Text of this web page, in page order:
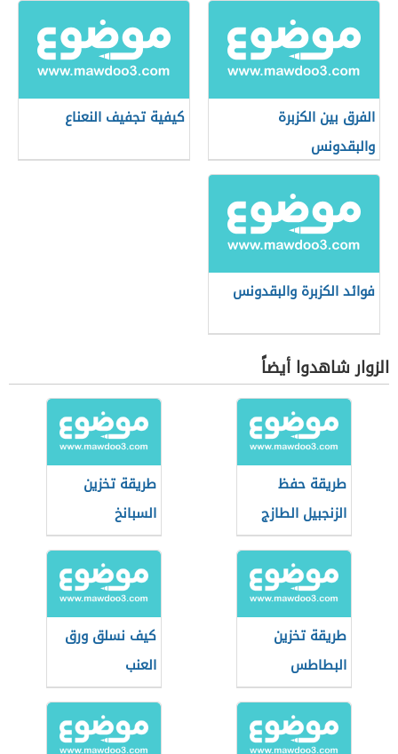
الفرق بين الكزبرة
والبقدونس
كيفية تجفيف النعناع
فوائد الكزبرة والبقدونس
الزوار شاهدوا أيضاً
طريقة حفظ
الزنجبيل الطازج
طريقة تخزين
السبانخ
طريقة تخزين
البطاطس
كيف نسلق ورق
العنب